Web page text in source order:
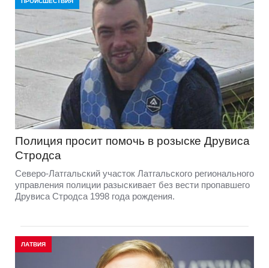
Полиция просит помочь в розыске Друвиса
Стродса
Северо-Латгальский участок Латгальского регионального
управления полиции разыскивает без вести пропавшего
Друвиса Стродса 1998 года рождения.
ЛАТВИЯ